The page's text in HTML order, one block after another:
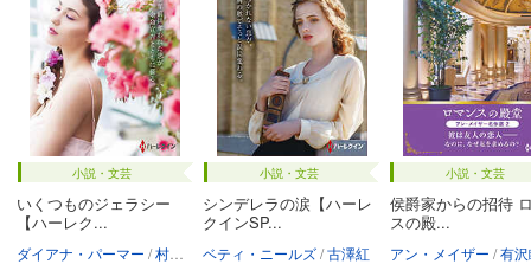
小説・文芸
いくつものジェラシー
【ハーレク...
ダイアナ・パーマー 村山汎子
小説・文芸
シンデレラの涙【ハーレ
クインSP...
ベティ・ニールズ 古澤紅
小説・文芸
侯爵家からの招待
スの殿...
アン・メイザー 有